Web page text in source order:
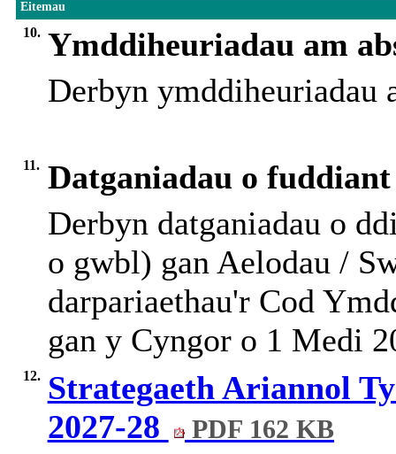
Eitemau
10. Ymddiheuriadau am
Derbyn ymddiheuriadau
11. Datganiadau o fuddiant
Derbyn datganiadau o
o gwbl) gan Aelodau /
darpariaethau'r Cod
gan y Cyngor o 1 Medi
12.
Strategaeth Ariannol
2027-28
PDF 162 KB